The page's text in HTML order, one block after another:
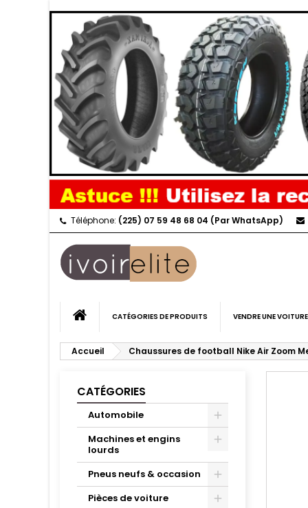
Téléphone: (225) 07 59 48 68 04 (Par WhatsApp)
CATÉGORIES DE PRODUITS VENDRE UNE VOITURE
Accueil Chaussures de football Nike Air Zoom
CATÉGORIES
Automobile
Machines et engins
lourds
Pneus neufs & occasion
Pièces de voiture